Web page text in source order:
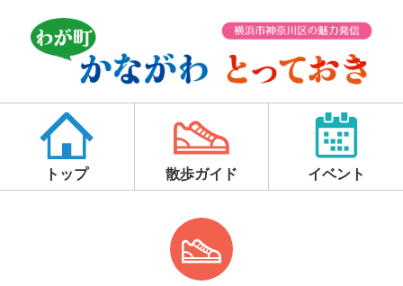
トップ 散歩ガイド イベント